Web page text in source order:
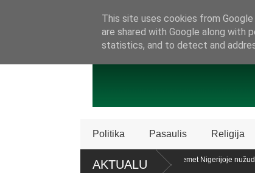
Politika Pasaulis Religija
AKTUALUAtaskaita: šiemet Nigerijoje
krikščionių
This site uses cookies from
are shared with Google along with
statistics, and to detect and